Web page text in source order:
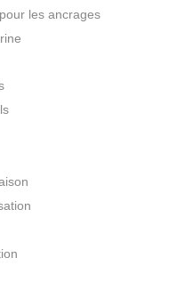
les ancrages